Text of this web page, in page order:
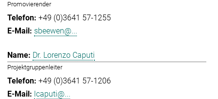
Promovierender
+49 (0)3641 57-1255
sbeewen@...
Dr. Lorenzo Caputi
Projektgruppenleiter
+49 (0)3641 57-1206
lcaputi@...